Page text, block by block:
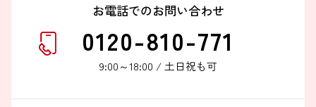
お電話でのお問い合わせ
0120-810-771
9:00～18:00 / 土日祝も可